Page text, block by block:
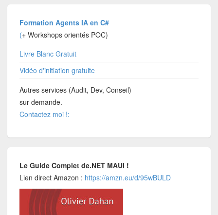
Formation Agents IA en C#
(+ Workshops orientés POC)
Livre Blanc Gratuit
Vidéo d'initiation gratuite
Autres services (Audit, Dev, Conseil)
sur demande.
Contactez moi !:
Le Guide Complet de.NET MAUI !
Lien direct Amazon : https://amzn.eu/d/95wBULD